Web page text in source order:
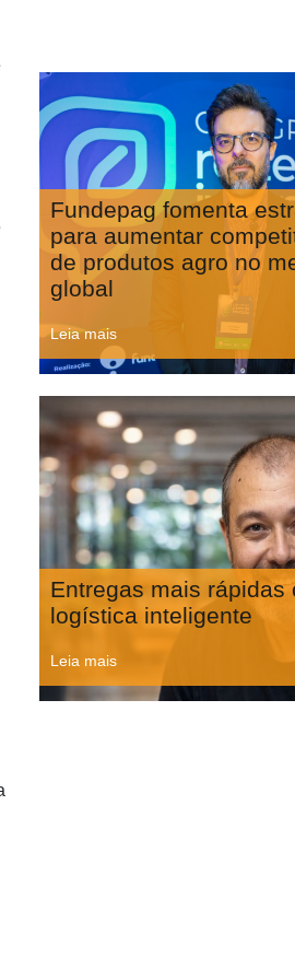
Fundepag fomenta
para aumentar
de produtos agro no
global
Leia mais
Entregas mais rápidas
logística inteligente
Leia mais